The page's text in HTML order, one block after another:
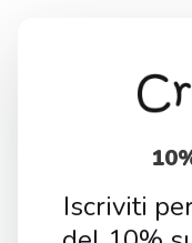
Home Idee Regalo
Iscriviti